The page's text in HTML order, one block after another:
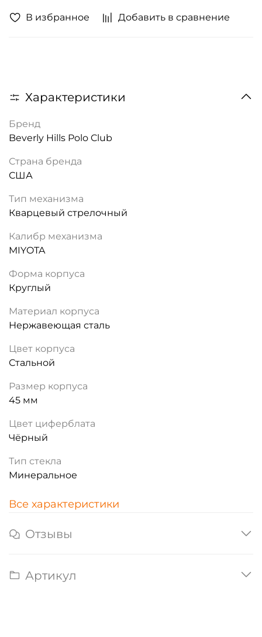
В избранное Добавить в сравнение
Характеристики
Бренд
Beverly Hills Polo Club
Страна бренда
США
Тип механизма
Кварцевый стрелочный
Калибр механизма
MIYOTA
Форма корпуса
Круглый
Материал корпуса
Нержавеющая сталь
Цвет корпуса
Стальной
Размер корпуса
45 мм
Цвет циферблата
Чёрный
Тип стекла
Минеральное
Все характеристики
Отзывы
Артикул